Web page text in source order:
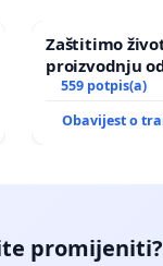
Zaštitimo
proizvodnju
uništavanja
559 potpis(a)
Obavijest o
promijeniti?